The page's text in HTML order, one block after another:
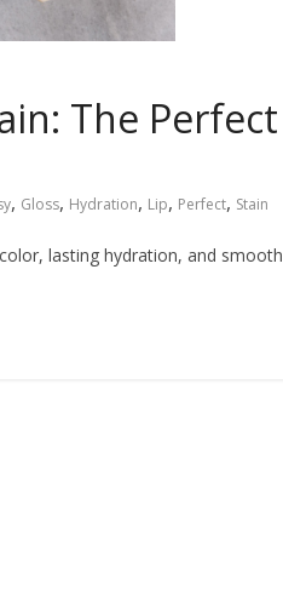
The Perfect
, Gloss, Hydration, Lip, Perfect, Stain
lasting hydration, and smooth